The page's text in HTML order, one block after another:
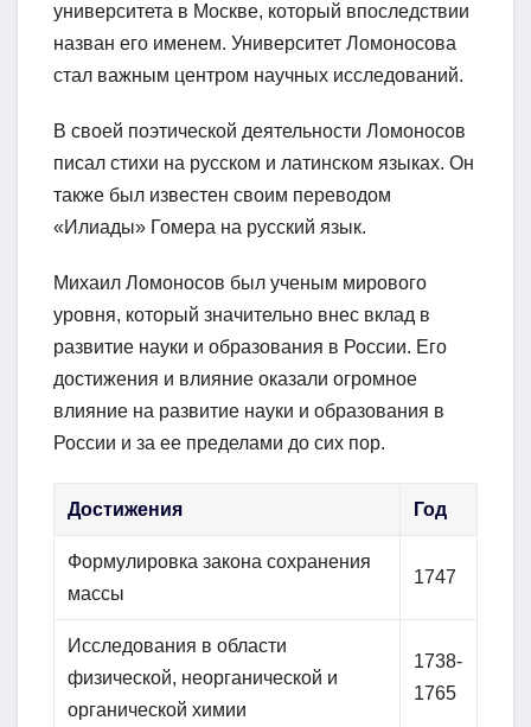
университета в Москве, который впоследствии
назван его именем. Университет Ломоносова
стал важным центром научных исследований.
В своей поэтической деятельности Ломоносов
писал стихи на русском и латинском языках. Он
также был известен своим переводом
«Илиады» Гомера на русский язык.
Михаил Ломоносов был ученым мирового
уровня, который значительно внес вклад в
развитие науки и образования в России. Его
достижения и влияние оказали огромное
влияние на развитие науки и образования в
России и за ее пределами до сих пор.
Достижения Год
Формулировка закона сохранения
массы
1747
Исследования в области
физической, неорганической и
органической химии
1738-
1765